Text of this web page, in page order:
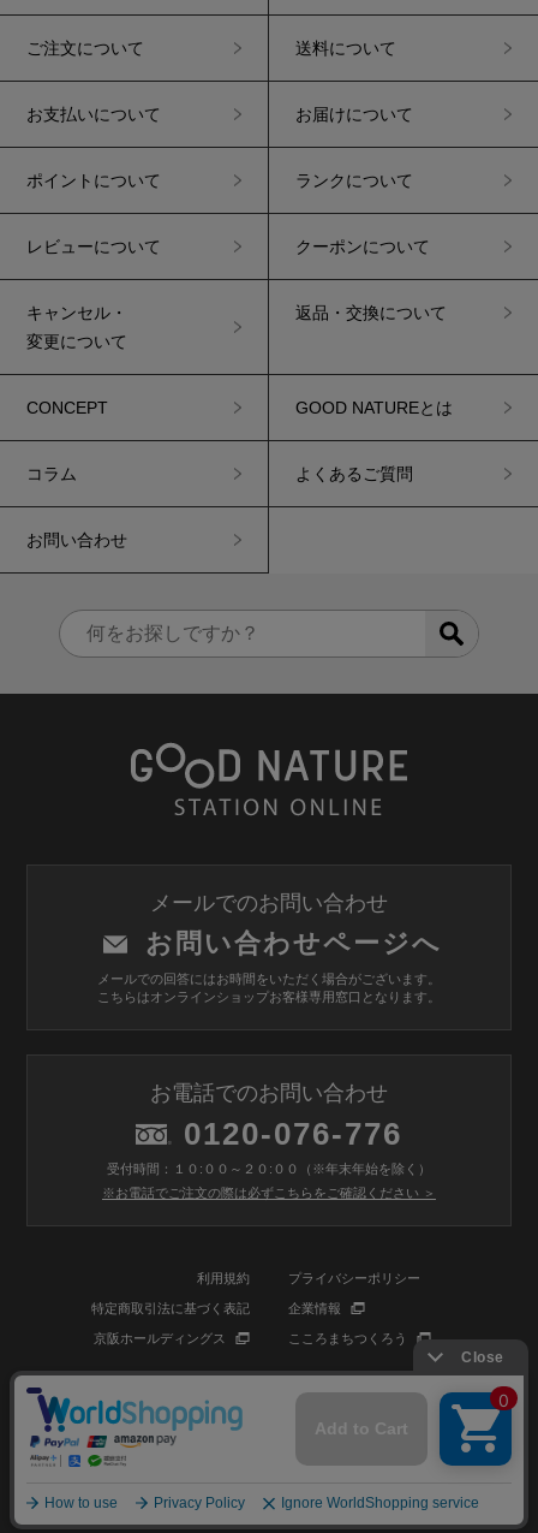
ご注文について 送料について
お支払いについて お届けについて
ポイントについて ランクについて
レビューについて クーポンについて
キャンセル・
変更について
返品・交換について
CONCEPT GOOD NATUREとは
コラム よくあるご質問
お問い合わせ
メールでのお問い合わせ
お問い合わせページへ
メールでの回答にはお時間をいただく場合がございます。
こちらはオンラインショップお客様専用窓口となります。
お電話でのお問い合わせ
0120-076-776
受付時間：１０:００～２０:００（※年末年始を除く）
※お電話でご注文の際は必ずこちらをご確認ください ＞
利用規約 プライバシーポリシー
特定商取引法に基づく表記 企業情報
京阪ホールディングス こころまちつくろう